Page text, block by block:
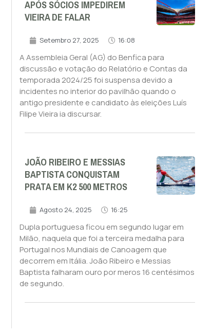
APÓS SÓCIOS IMPEDIREM
VIEIRA DE FALAR
Setembro 27, 2025 16:08
A Assembleia Geral (AG) do Benfica para
discussão e votação do Relatório e Contas da
temporada 2024/25 foi suspensa devido a
incidentes no interior do pavilhão quando o
antigo presidente e candidato às eleições Luís
Filipe Vieira ia discursar.
JOÃO RIBEIRO E MESSIAS
BAPTISTA CONQUISTAM
PRATA EM K2 500 METROS
Agosto 24, 2025 16:25
Dupla portuguesa ficou em segundo lugar em
Milão, naquela que foi a terceira medalha para
Portugal nos Mundiais de Canoagem que
decorrem em Itália. João Ribeiro e Messias
Baptista falharam ouro por meros 16 centésimos
de segundo.